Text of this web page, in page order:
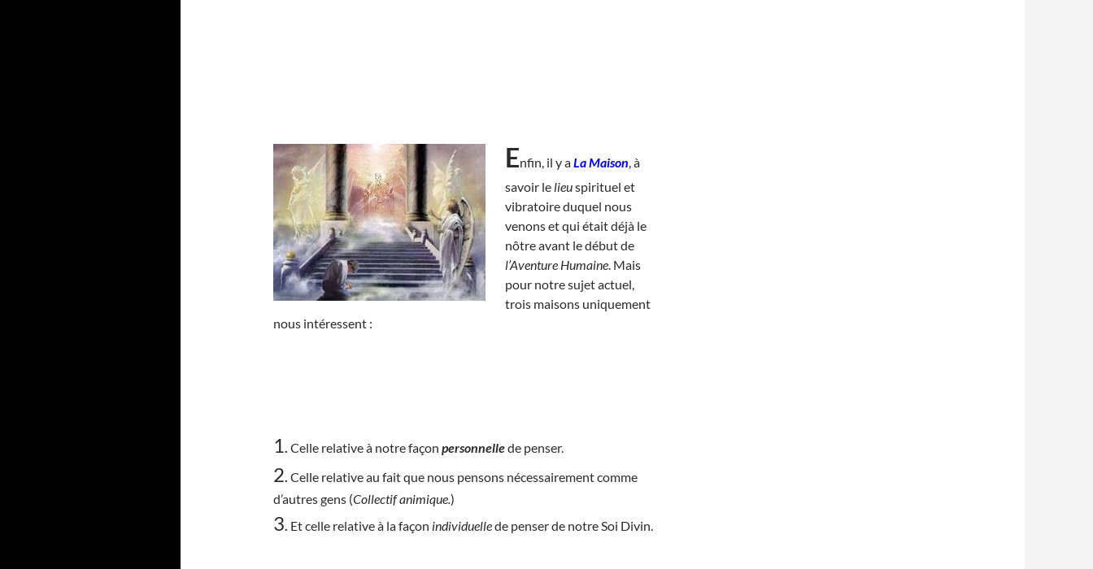
Enfin, il y aLa Maison, à
savoir le lieuspirituel et
vibratoire duquel nous
venons et qui était déjà le
nôtre avant le début de
l’Aventure Humaine. Mais
pour notre sujet actuel,
trois maisons uniquement
nous intéressent :
1. Celle relative à notre façon personnellede penser.
2. Celle relative au fait que nous pensons nécessairement comme
d’autres gens (Collectif animique.)
3. Et celle relative à la façon individuellede penser de notre Soi Divin.